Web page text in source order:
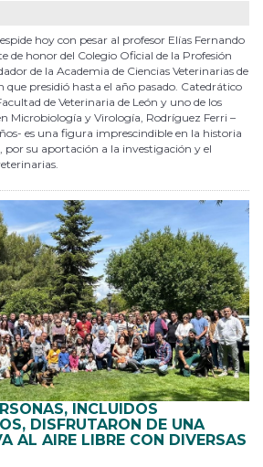
hoy con pesar al profesor Elías Fernando
de honor del Colegio Oficial de la Profesión
de la Academia de Ciencias Veterinarias de
que presidió hasta el año pasado. Catedrático
de Veterinaria de León y uno de los
Microbiología y Virología, Rodríguez Ferri –
es una figura imprescindible en la historia
por su aportación a la investigación y el
INCLUIDOS
DISFRUTARON DE UNA
AL AIRE LIBRE CON DIVERSAS